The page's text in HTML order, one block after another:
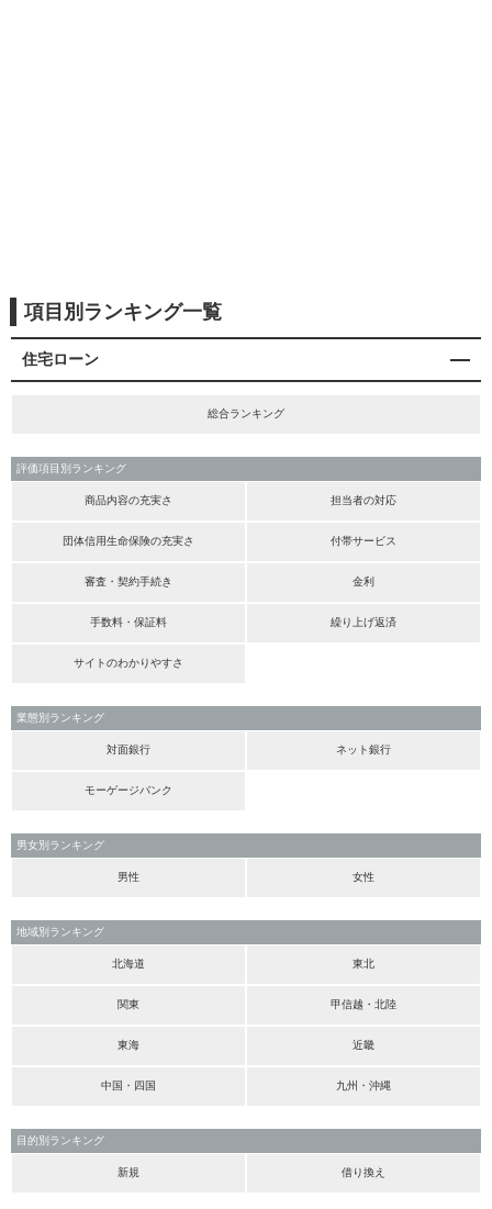
項目別ランキング一覧
住宅ローン
総合ランキング
評価項目別ランキング
商品内容の充実さ 担当者の対応
団体信用生命保険の充実さ 付帯サービス
審査・契約手続き 金利
手数料・保証料 繰り上げ返済
サイトのわかりやすさ
業態別ランキング
対面銀行 ネット銀行
モーゲージバンク
男女別ランキング
男性 女性
地域別ランキング
北海道 東北
関東 甲信越・北陸
東海 近畿
中国・四国 九州・沖縄
目的別ランキング
新規 借り換え